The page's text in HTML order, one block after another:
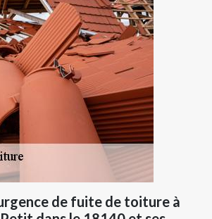
de fuite de toiture à